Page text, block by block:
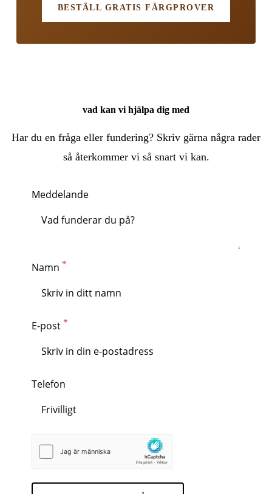
BESTÄLL GRATIS FÄRGPROVER
vad kan vi hjälpa dig med
Har du en fråga eller fundering? Skriv gärna några rader
så återkommer vi så snart vi kan.
Meddelande
Namn
E-post
Telefon